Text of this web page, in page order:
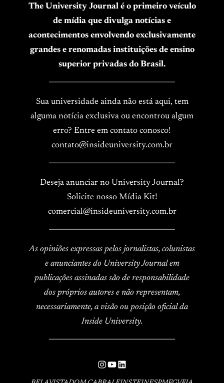
The University Journal é o primeiro veículo
de mídia que divulga notícias e
acontecimentos envolvendo exclusivamente
grandes e renomadas instituições de ensino
superior privadas do Brasil.
Sua universidade ainda não está aqui, tem
alguma notícia exclusiva ou encontrou algum
erro? Entre em contato conosco!
contato@insideuniversity.com.br
Deseja anunciar no University Journal?
Solicite nosso Mídia Kit!
comercial@insideuniversity.com.br
As opiniões expressas pelos jornalistas, colunistas
e anunciantes do University Journal em
publicações assinadas são de responsabilidade
dos próprios autores e não representam,
necessariamente, a visão ou posição oficial da
Inside University.
Instagram
YouTube
LinkedIn